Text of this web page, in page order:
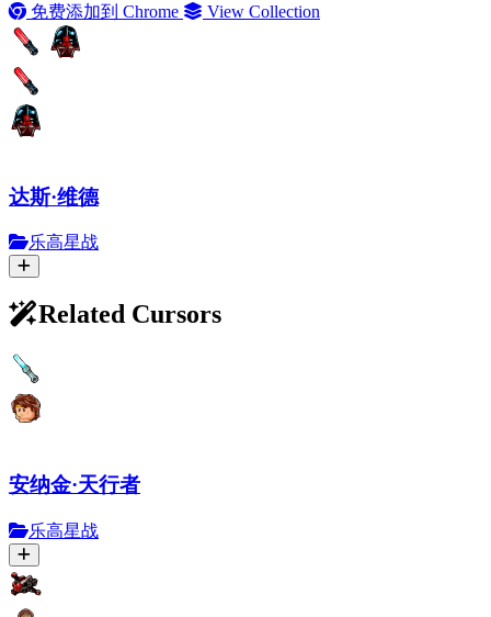
免费添加到 Chrome View Collection
达斯·维德
乐高星战
Related Cursors
安纳金·天行者
乐高星战